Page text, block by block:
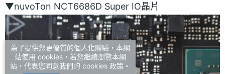
▼nuvoTon NCT6686D Super IO晶片
為了提供您更優質的個人化體驗，本網
站使用 cookies，若您繼續瀏覽本網
站，代表您同意我們的 cookies 政策。